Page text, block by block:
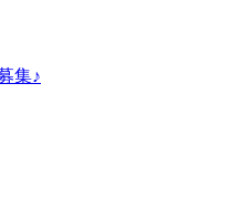
集♪